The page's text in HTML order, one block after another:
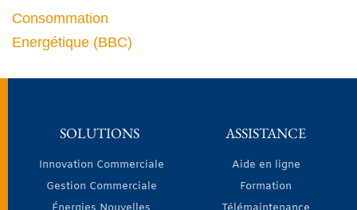
Consommation
Energétique (BBC)
SOLUTIONS
Innovation Commerciale
Gestion Commerciale
ASSISTANCE
Aide en ligne
Formation